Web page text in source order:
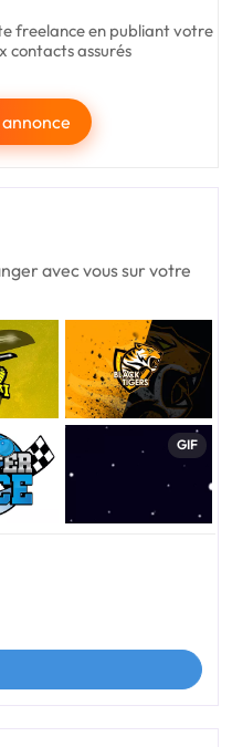
freelance en publiant votre
contacts assurés
avec vous sur votre
GIF